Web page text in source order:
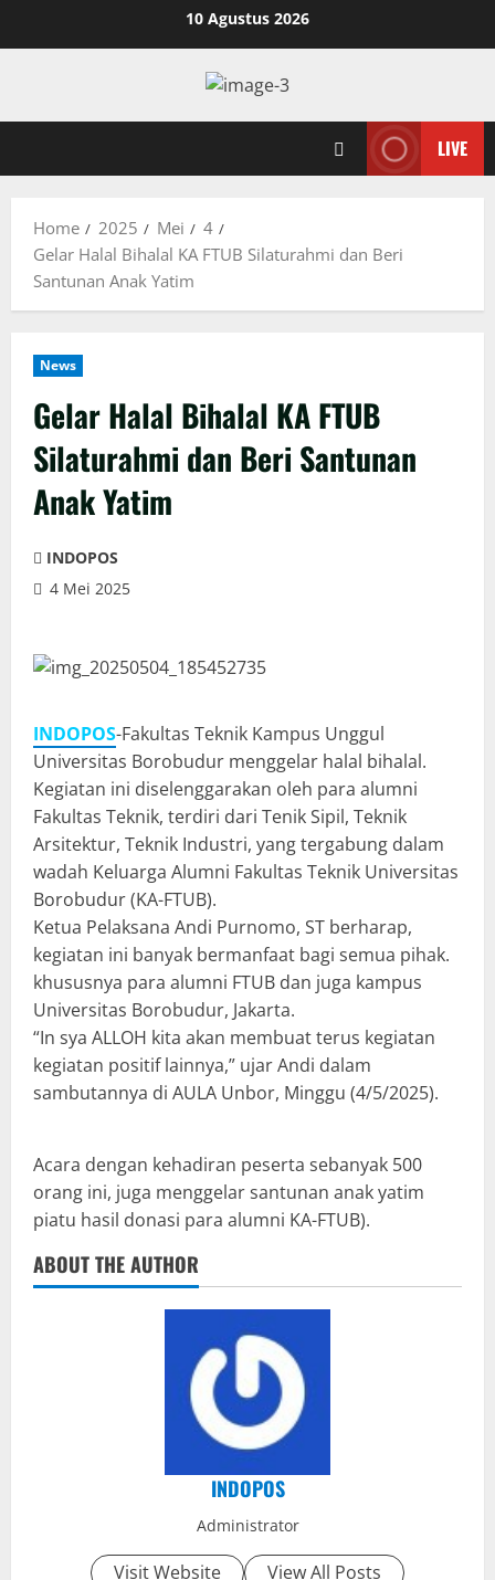
10 Agustus 2026
LIVE
Home 2025 Mei
4
Gelar Halal Bihalal KA FTUB Silaturahmi dan Beri
Santunan Anak Yatim
News
Gelar Halal Bihalal KA FTUB
Silaturahmi dan Beri Santunan
Anak Yatim
INDOPOS
4 Mei 2025
INDOPOS-Fakultas Teknik Kampus Unggul
Universitas Borobudur menggelar halal bihalal.
Kegiatan ini diselenggarakan oleh para alumni
Fakultas Teknik, terdiri dari Tenik Sipil, Teknik
Arsitektur, Teknik Industri, yang tergabung dalam
wadah Keluarga Alumni Fakultas Teknik Universitas
Borobudur (KA-FTUB).
Ketua Pelaksana Andi Purnomo, ST berharap,
kegiatan ini banyak bermanfaat bagi semua pihak.
khususnya para alumni FTUB dan juga kampus
Universitas Borobudur, Jakarta.
“In sya ALLOH kita akan membuat terus kegiatan
kegiatan positif lainnya,” ujar Andi dalam
sambutannya di AULA Unbor, Minggu (4/5/2025).
Acara dengan kehadiran peserta sebanyak 500
orang ini, juga menggelar santunan anak yatim
piatu hasil donasi para alumni KA-FTUB).
ABOUT THE AUTHOR
INDOPOS
Administrator
Visit Website View All Posts